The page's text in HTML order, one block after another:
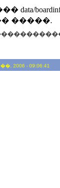
data/
�����.
2006 - 09:06:41